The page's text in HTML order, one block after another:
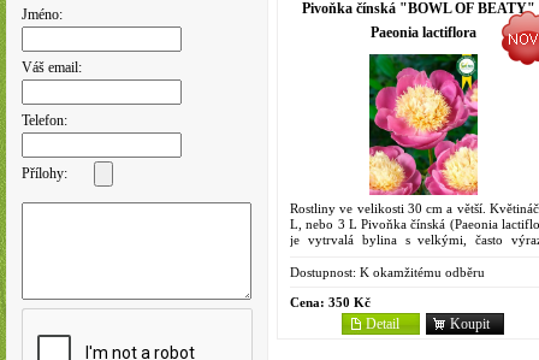
Jméno:
Váš email:
Telefon:
Přílohy:
Pivoňka čínská "BOWL OF BEATY"
Paeonia lactiflora
Rostliny ve velikosti 30 cm a větší.
L, nebo 3 L Pivoňka čínská (Paeonia
je vytrvalá bylina s velkými, často
do...
Dostupnost: K okamžitému odběru
Cena: 350 Kč
Koupit
Detail